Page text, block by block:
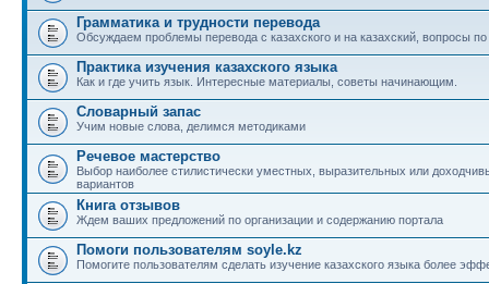
Грамматика и трудности перевода
Обсуждаем проблемы перевода с казахского и на казахский, вопросы
Практика изучения казахского языка
Как и где учить язык. Интересные материалы, советы начинающим.
Словарный запас
Учим новые слова, делимся методиками
Речевое мастерство
Выбор наиболее стилистически уместных, выразительных или
вариантов
Книга отзывов
Ждем ваших предложений по организации и содержанию портала
Помоги пользователям soyle.kz
Помогите пользователям сделать изучение казахского языка более